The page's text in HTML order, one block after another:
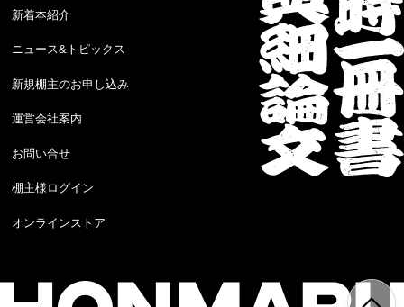
新着本紹介
ニュース&トピックス
新規棚主のお申し込み
運営会社案内
お問い合せ
棚主様ログイン
オンラインストア